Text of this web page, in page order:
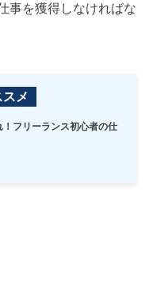
事を獲得しなければな
メ
フリーランス初心者の仕